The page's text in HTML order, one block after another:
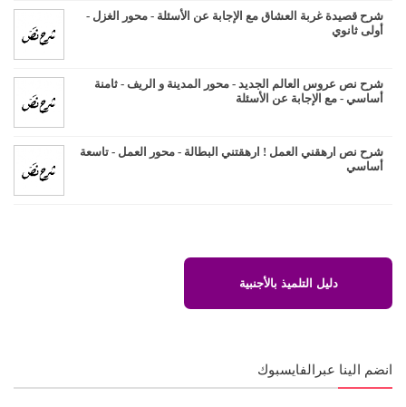
شرح قصيدة غربة العشاق مع الإجابة عن الأسئلة - محور الغزل -
أولى ثانوي
شرح نص عروس العالم الجديد - محور المدينة و الريف - ثامنة
أساسي - مع الإجابة عن الأسئلة
شرح نص ارهقني العمل ! ارهقتني البطالة - محور العمل - تاسعة
أساسي
دليل التلميذ بالأجنبية
انضم الينا عبرالفايسبوك